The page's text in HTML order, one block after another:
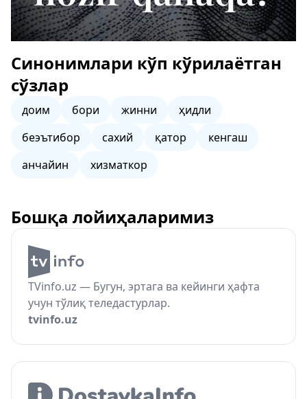
Синонимлари кўп кўрилаётган
сўзлар
доим бори жинни
ҳидли
беэътибор
сахий қатор
кенгаш
анчайин
хизматкор
Бошқа лойиҳаларимиз
TVinfo.uz — Бугун, эртага ва кейинги ҳафта
учун тўлиқ теледастурлар.
tvinfo.uz